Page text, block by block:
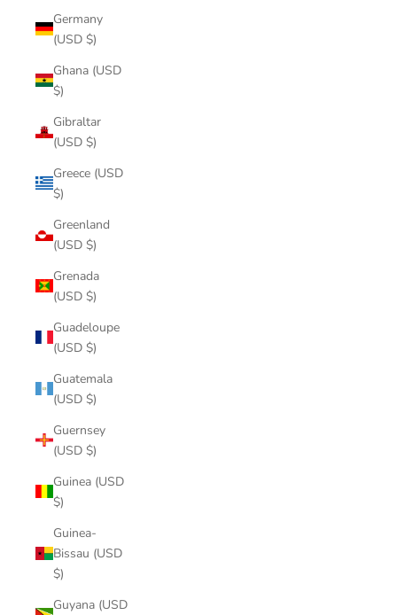
Germany
(USD $)
Ghana (USD
$)
Gibraltar
(USD $)
Greece (USD
$)
Greenland
(USD $)
Grenada
(USD $)
Guadeloupe
(USD $)
Guatemala
(USD $)
Guernsey
(USD $)
Guinea (USD
$)
Guinea-
Bissau (USD
$)
Guyana (USD